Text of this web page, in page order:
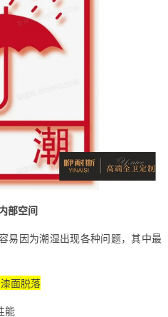
部空间
因为潮湿出现各种问题，其中最
面脱落
能